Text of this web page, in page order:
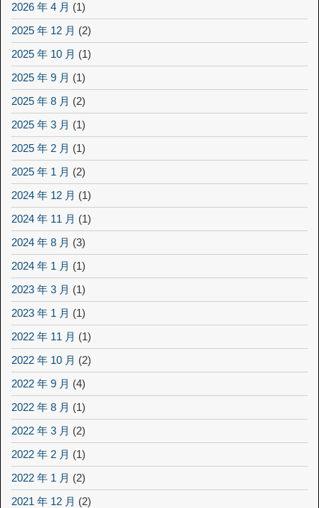
2026 年 4 月 (1)
2025 年 12 月 (2)
2025 年 10 月 (1)
2025 年 9 月 (1)
2025 年 8 月 (2)
2025 年 3 月 (1)
2025 年 2 月 (1)
2025 年 1 月 (2)
2024 年 12 月 (1)
2024 年 11 月 (1)
2024 年 8 月 (3)
2024 年 1 月 (1)
2023 年 3 月 (1)
2023 年 1 月 (1)
2022 年 11 月 (1)
2022 年 10 月 (2)
2022 年 9 月 (4)
2022 年 8 月 (1)
2022 年 3 月 (2)
2022 年 2 月 (1)
2022 年 1 月 (2)
2021 年 12 月 (2)